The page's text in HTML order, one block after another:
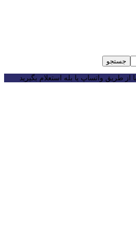
جستجو
از طریق واتساپ یا بله استعلام بگیرید